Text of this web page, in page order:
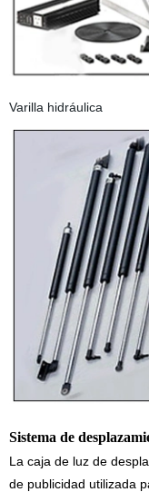
Varilla
Sistema de
La caja de luz de
de publicidad utilizada